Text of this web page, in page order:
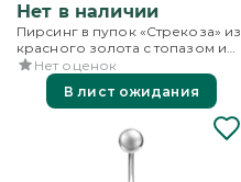
Нет в наличии
Пирсинг в пупок «Стрекоза» из
красного золота с топазом и
фианитами
Нет оценок
В лист ожидания